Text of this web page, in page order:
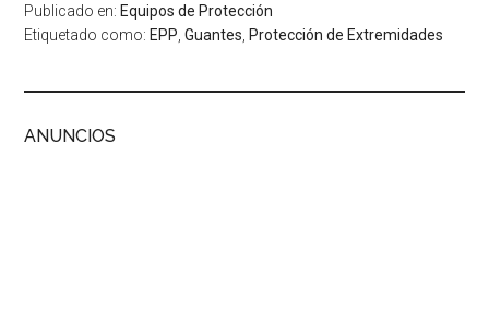
Publicado en: Equipos de Protección
Etiquetado como: EPP ,Guantes Protección de Extremidades
ANUNCIOS